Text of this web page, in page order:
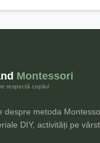
Montessori
respectă copilul
despre metoda
DIY, activități pe